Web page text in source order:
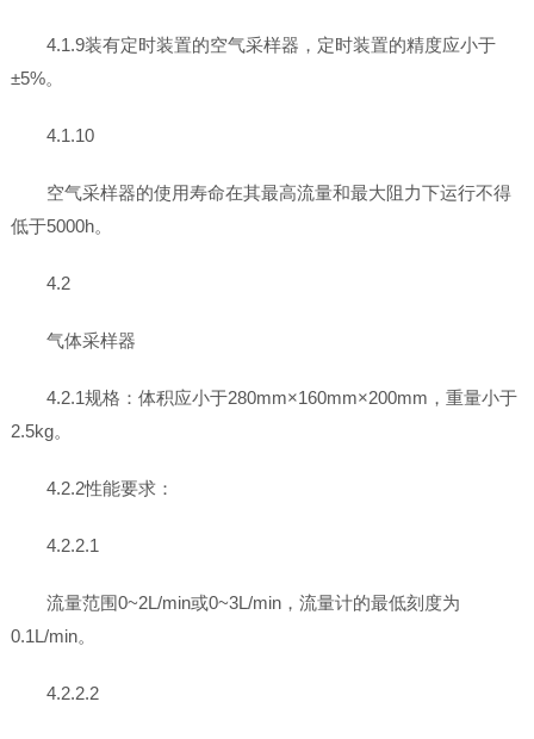
4.1.9装有定时装置的空气采样器，定时装置的精度应小于
±5%。
4.1.10
空气采样器的使用寿命在其最高流量和最大阻力下运行不得
低于5000h。
4.2
气体采样器
4.2.1规格：体积应小于280mm×160mm×200mm，重量小于
2.5kg。
4.2.2性能要求：
4.2.2.1
流量范围0~2L/min或0~3L/min，流量计的最低刻度为
0.1L/min。
4.2.2.2